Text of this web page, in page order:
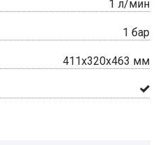
1 л/мин
1 бар
411х320х463 мм